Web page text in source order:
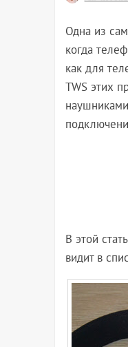
Одна из
когда
как для
TWS этих
В этой
видит в